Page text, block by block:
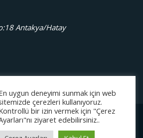
Antakya/Hatay
Eğitim Danışmanlığı Ltd. Şti.
Gazimagosa / Kuzey Kıbrıs
uygun deneyimi sunmak için web
çerezleri kullanıyoruz.
bir izin vermek için "Çerez
ziyaret edebilirsiniz..